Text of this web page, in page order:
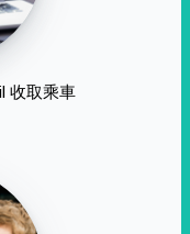
收取乘車